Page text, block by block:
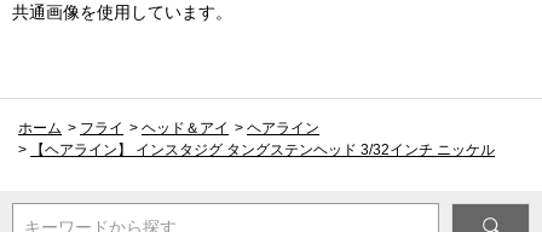
共通画像を使用しています。
ホーム > フライ > ヘッド＆アイ > ヘアライン
>
【ヘアライン】 インスタジグ タングステンヘッド 3/32インチ ニッケル
キーワードから探す